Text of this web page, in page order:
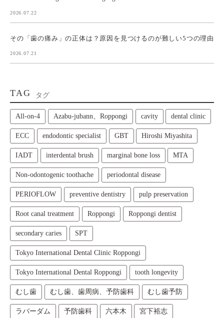
2026.07.22
その「歯の痛み」の正体は？原因を見つけるのが難しい5つの理由
2026.07.21
TAG タグ
All‑on‑4 Azabu-jubann、Roppongi cavity dental clinic
ECC endodontic specialist GBT Hiroshi Miyashita
IADT interdental brush marginal bone loss MTA
Non-odontogenic toothache periodontal disease
PERIOFLOW preventive dentistry pulp preservation
Root canal treatment Roppongi Roppongi dentist
secondary caries SPT
Tokyo International Dental Clinic Roppongi
Tokyo International Dental Roppongi tooth longevity
むし歯 むし歯、歯周病、予防歯科 むし歯予防
ラバーダム 予防歯科 六本木 宮下裕志